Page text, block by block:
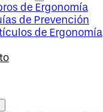
de Ergonomía
de Prevención
de Ergonomía